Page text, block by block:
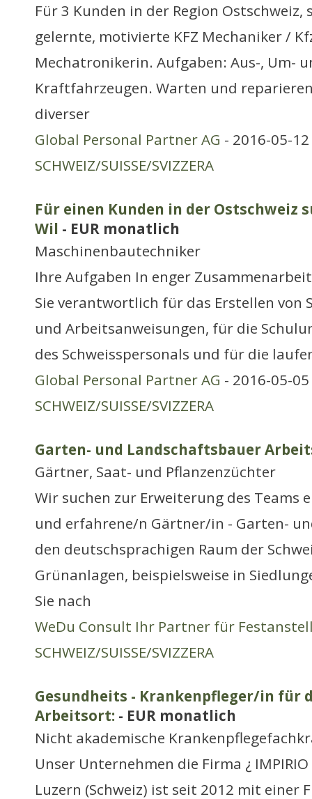
Für 3 Kunden in der Region
gelernte, motivierte KFZ Mechaniker /
Mechatronikerin. Aufgaben: Aus-, Um-
Kraftfahrzeugen. Warten und
diverser
Global Personal Partner AG - 2016-05-
SCHWEIZ/SUISSE/SVIZZERA
Für einen Kunden in der Ostschweiz
Wil - EUR monatlich
Maschinenbautechniker
Ihre Aufgaben In enger
Sie verantwortlich für das Erstellen von
und Arbeitsanweisungen, für die
des Schweisspersonals und für die
Global Personal Partner AG - 2016-05-
SCHWEIZ/SUISSE/SVIZZERA
Garten- und Landschaftsbauer
Gärtner, Saat- und Pflanzenzüchter
Wir suchen zur Erweiterung des Teams
und erfahrene/n Gärtner/in - Garten-
den deutschsprachigen Raum der
Grünanlagen, beispielsweise in
Sie nach
WeDu Consult Ihr Partner für
SCHWEIZ/SUISSE/SVIZZERA
Gesundheits - Krankenpfleger/in für
Arbeitsort: - EUR monatlich
Nicht akademische
Unser Unternehmen die Firma ¿
Luzern (Schweiz) ist seit 2012 mit einer